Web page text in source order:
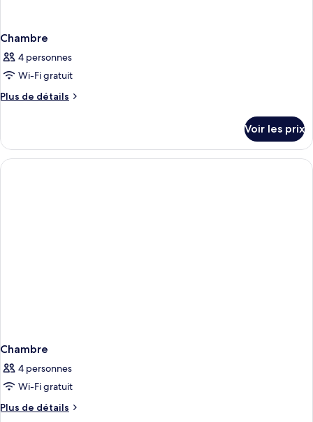
Chambre
4 personnes
Wi-Fi gratuit
Plus de détails
Plus
le
type
de
Voir les prix
Chambre
4 personnes
Wi-Fi gratuit
Plus de détails
Plus